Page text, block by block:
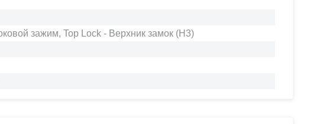
зажим, Top Lock - Верхник замок (H3)